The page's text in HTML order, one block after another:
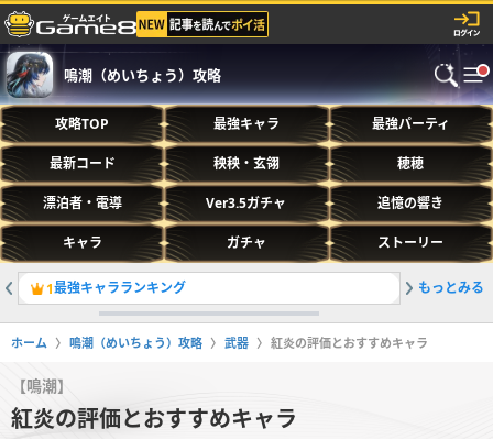
鳴潮（めいちょう）攻略
攻略TOP 最強キャラ 最強パーティ
最新コード 秧秧・玄翎 穂穂
漂泊者・電導 Ver3.5ガチャ 追憶の響き
キャラ ガチャ ストーリー
1最強キャラランキング 2
もっとみる
ホーム 鳴潮（めいちょう）攻略 武器 紅炎の評価とおすすめキャラ
【鳴潮】
紅炎の評価とおすすめキャラ